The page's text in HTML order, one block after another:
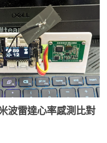
波雷達心率感測比對